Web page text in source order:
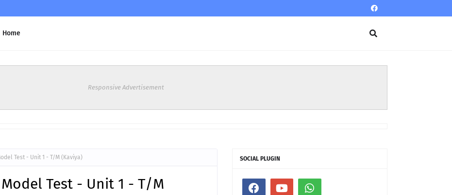
Home
Responsive Advertisement
Test - Unit 1 - T/M (Kaviya)
Model Test - Unit 1 - T/M
SOCIAL PLUGIN